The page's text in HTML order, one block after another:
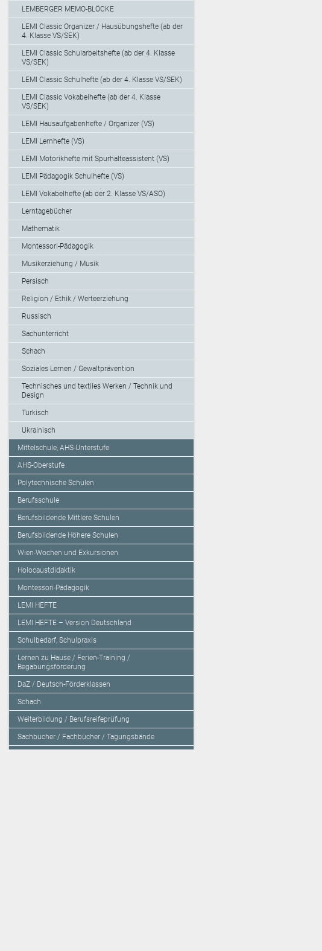
LEMBERGER MEMO-BLÖCKE
LEMI Classic Organizer / Hausübungshefte (ab der
4. Klasse VS/SEK)
LEMI Classic Schularbeitshefte (ab der 4. Klasse
VS/SEK)
LEMI Classic Schulhefte (ab der 4. Klasse VS/SEK)
LEMI Classic Vokabelhefte (ab der 4. Klasse
VS/SEK)
LEMI Hausaufgabenhefte / Organizer (VS)
LEMI Lernhefte (VS)
LEMI Motorikhefte mit Spurhalteassistent (VS)
LEMI Pädagogik Schulhefte (VS)
LEMI Vokabelhefte (ab der 2. Klasse VS/ASO)
Lerntagebücher
Mathematik
Montessori-Pädagogik
Musikerziehung / Musik
Persisch
Religion / Ethik / Werteerziehung
Russisch
Sachunterricht
Schach
Soziales Lernen / Gewaltprävention
Technisches und textiles Werken / Technik und
Design
Türkisch
Ukrainisch
Mittelschule, AHS-Unterstufe
AHS-Oberstufe
Polytechnische Schulen
Berufsschule
Berufsbildende Mittlere Schulen
Berufsbildende Höhere Schulen
Wien-Wochen und Exkursionen
Holocaustdidaktik
Montessori-Pädagogik
LEMI HEFTE
LEMI HEFTE – Version Deutschland
Schulbedarf, Schulpraxis
Lernen zu Hause / Ferien-Training /
Begabungsförderung
DaZ / Deutsch-Förderklassen
Schach
Weiterbildung / Berufsreifeprüfung
Sachbücher / Fachbücher / Tagungsbände